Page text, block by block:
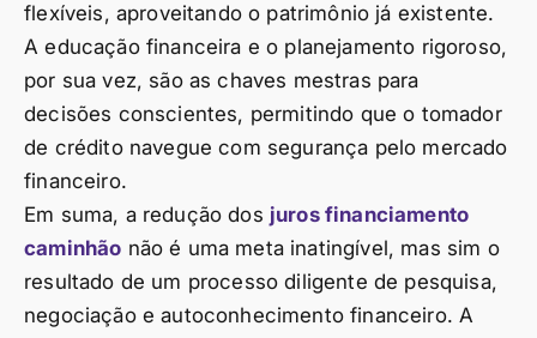
flexíveis, aproveitando o patrimônio já existente.
A educação financeira e o planejamento rigoroso,
por sua vez, são as chaves mestras para
decisões conscientes, permitindo que o tomador
de crédito navegue com segurança pelo mercado
financeiro.
Em suma, a redução dos juros financiamento
caminhão não é uma meta inatingível, mas sim o
resultado de um processo diligente de pesquisa,
negociação e autoconhecimento financeiro. A